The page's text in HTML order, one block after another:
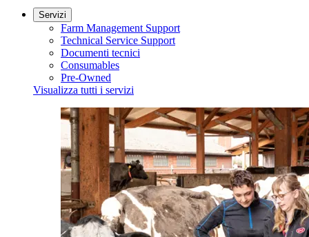
Servizi
Farm Management Support
Technical Service Support
Documenti tecnici
Consumables
Pre-Owned
Visualizza tutti i servizi